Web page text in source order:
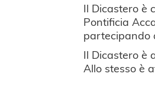
Il Dicastero è
Pontificia
partecipando
Il Dicastero è
Allo stesso è